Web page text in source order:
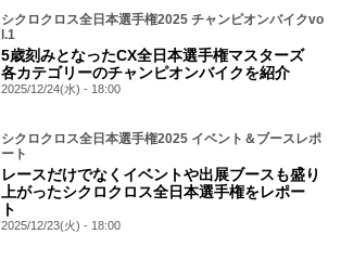
シクロクロス全日本選手権2025 チャンピオンバイクvo
l.1
5歳刻みとなったCX全日本選手権マスターズ
各カテゴリーのチャンピオンバイクを紹介
2025/12/24(水) - 18:00
シクロクロス全日本選手権2025 イベント＆ブースレポ
ート
レースだけでなくイベントや出展ブースも盛り
上がったシクロクロス全日本選手権をレポー
ト
2025/12/23(火) - 18:00